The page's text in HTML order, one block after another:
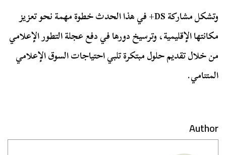
وتشكل مشاركة DS+ في هذا الحدث خطوة مهمة نحو تعزيز
مكانتها الإقليمية، وترسيخ دورها في دفع عجلة التطور الإعلامي
من خلال تقديم حلول مبتكرة تلبي احتياجات السوق الإعلامي
المتنامي.
Author